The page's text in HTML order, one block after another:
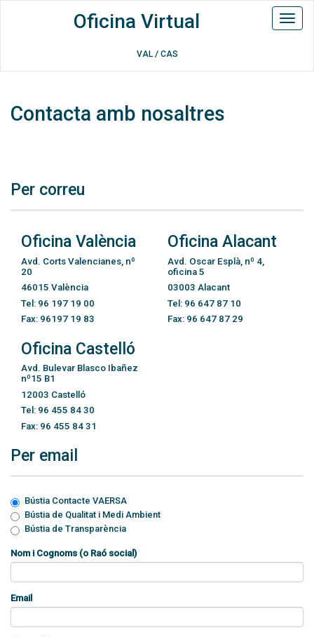
Oficina Virtual
VAL/ CAS
Contacta amb nosaltres
Per correu
Oficina València
Avd. Corts Valencianes, nº
20
46015 València
Tel: 96 197 19 00
Fax: 96197 19 83
Oficina Alacant
Avd. Oscar Esplà, nº 4,
oficina 5
03003 Alacant
Tel: 96 647 87 10
Fax: 96 647 87 29
Oficina Castelló
Avd. Bulevar Blasco Ibañez
nº15 B1
12003 Castelló
Tel: 96 455 84 30
Fax: 96 455 84 31
Per email
Bústia Contacte VAERSA
Bústia de Qualitat i Medi Ambient
Bústia de Transparència
Nom i Cognoms (o Raó social)
Email